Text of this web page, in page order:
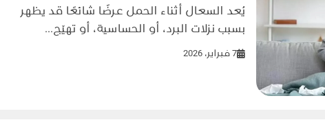
يُعد السعال أثناء الحمل عرضًا شائعًا قد يظهر
بسبب نزلات البرد، أو الحساسية، أو تهيّج...
7 فبراير، 2026